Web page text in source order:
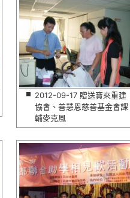
2012-09-17 贈送寶來重建
協會、善慧恩慈善基金會課
輔麥克風